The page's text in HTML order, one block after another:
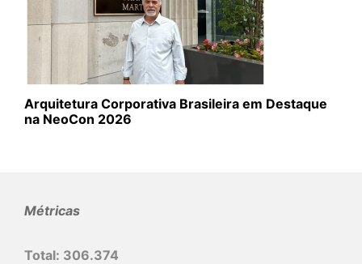
Arquitetura Corporativa Brasileira em Destaque
na NeoCon 2026
Métricas
Total: 306.374